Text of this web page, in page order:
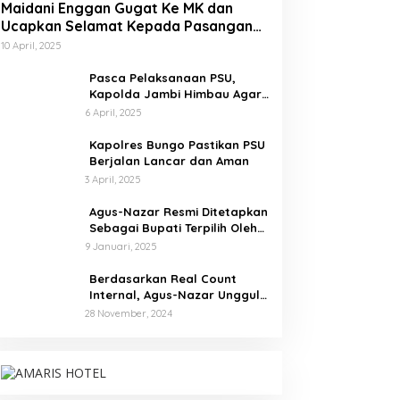
Maidani Enggan Gugat Ke MK dan
Ucapkan Selamat Kepada Pasangan
Dedy-Dayat
10 April, 2025
Pasca Pelaksanaan PSU,
Kapolda Jambi Himbau Agar
Semua Pihak Jaga Situasi
6 April, 2025
Kapolres Bungo Pastikan PSU
Berjalan Lancar dan Aman
3 April, 2025
Agus-Nazar Resmi Ditetapkan
Sebagai Bupati Terpilih Oleh
KPU Kabupaten Tebo
9 Januari, 2025
Berdasarkan Real Count
Internal, Agus-Nazar Unggul
61 Persen dari Aspan-Tono
28 November, 2024